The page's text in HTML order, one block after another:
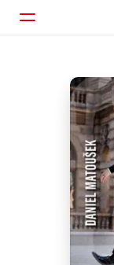
Startseite
Suchen